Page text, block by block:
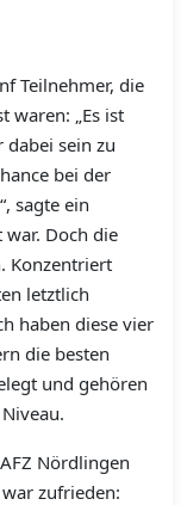
Teilnehmer, die
waren: „Es ist
sein zu
bei der
sagte ein
war. Doch die
Konzentriert
letztlich
haben diese vier
die besten
und gehören
Nördlingen
zufrieden: